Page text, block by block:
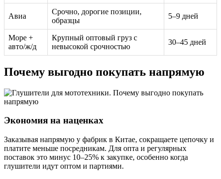
Авиа
Срочно, дорогие позиции,
образцы
5–9 дней
Море +
авто/ж/д
Крупный оптовый груз с
невысокой срочностью
30–45 дней
Почему выгодно покупать напрямую
Экономия на наценках
Заказывая напрямую у фабрик в Китае, сокращаете цепочку и
платите меньше посредникам. Для опта и регулярных
поставок это минус 10–25% к закупке, особенно когда
глушители идут оптом и партиями.